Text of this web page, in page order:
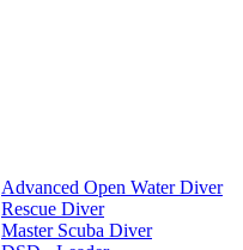
Advanced Open Water Diver
Rescue Diver
Master Scuba Diver